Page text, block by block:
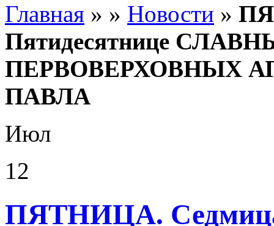
Главная » » Новости »
Пятидесятнице
ПЕРВОВЕРХОВНЫХ
ПАВЛА
Июл
12
ПЯТНИЦА. Седмица